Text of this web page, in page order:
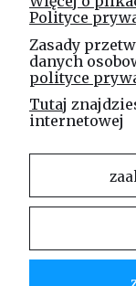
Właścicielem niniejszej
Jawna. Zabrania się
Polityce
Zasady
danych
polityce
Tutaj
internetowej